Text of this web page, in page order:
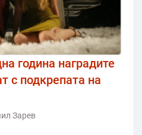
година наградите
с подкрепата на
Зарев